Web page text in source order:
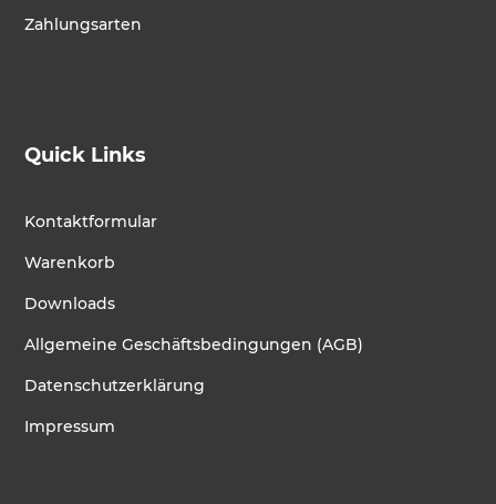
Zahlungsarten
Quick Links
Kontaktformular
Warenkorb
Downloads
Allgemeine Geschäftsbedingungen (AGB)
Datenschutzerklärung
Impressum